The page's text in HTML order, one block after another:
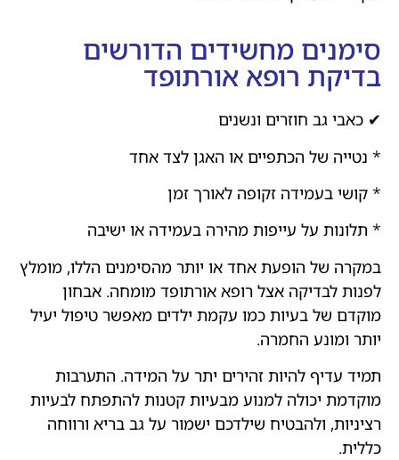
סימנים מחשידים הדורשים
בדיקת רופא אורתופד
✔ כאבי גב חוזרים ונשנים
* נטייה של הכתפיים או האגן לצד אחד
* קושי בעמידה זקופה לאורך זמן
* תלונות על עייפות מהירה בעמידה או ישיבה
במקרה של הופעת אחד או יותר מהסימנים הללו, מומלץ
לפנות לבדיקה אצל רופא אורתופד מומחה. אבחון
מוקדם של בעיות כמו עקמת ילדים מאפשר טיפול יעיל
יותר ומונע החמרה.
תמיד עדיף להיות זהירים יתר על המידה. התערבות
מוקדמת יכולה למנוע מבעיות קטנות להתפתח לבעיות
רציניות, ולהבטיח שילדכם ישמור על גב בריא ורווחה
כללית.